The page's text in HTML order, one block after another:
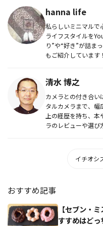
hanna life
私らしいミニマルで
ライフスタイルを
り”や“好き”が詰ま
もご紹介しています
清水 博之
カメラとの付き合い
タルカメラまで、幅
上の経歴を持ち、
ラのレビューや選び
イチオシ
おすすめ記事
【セブン・
すすめはどっ